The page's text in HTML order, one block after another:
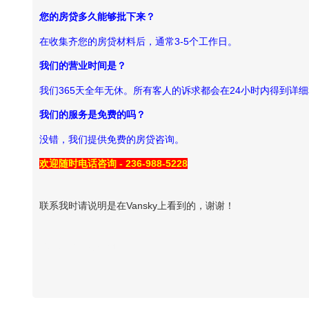
您的房贷多久能够批下来？
在收集齐您的房贷材料后，通常3-5个工作日。
我们的营业时间是？
我们365天全年无休。所有客人的诉求都会在24小时内得到详细
我们的服务是免费的吗？
没错，我们提供免费的房贷咨询。
欢迎随时电话咨询 - 236-988-5228
联系我时请说明是在Vansky上看到的，谢谢！